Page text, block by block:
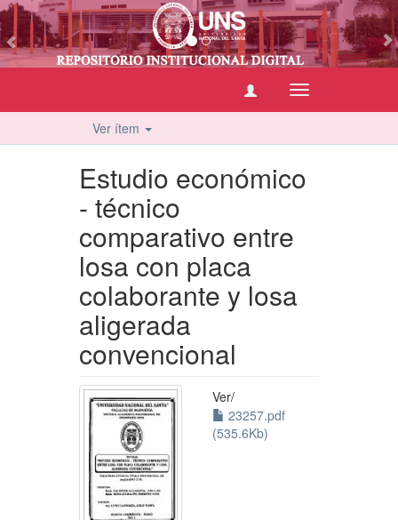
Cambiar
navegación
Ver ítem
Estudio económico
- técnico
comparativo entre
losa con placa
colaborante y losa
aligerada
convencional
Ver/
23257.pdf
(535.6Kb)